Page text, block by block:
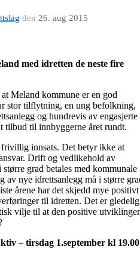
den 26. aug 2015
med idretten de neste fire
Meland kommune er en god
stor tilflytning, en ung befolkning,
og hundrevis av engasjerte
tilbud til innbyggerne året rundt.
innsats. Det betyr ikke at
Drift og vedlikehold av
grad betales med kommunale
av nye idrettsanlegg må i større
årene har det skjedd mye positivt
til idretten. Det er gledelig
vilje til at den positive
– tirsdag 1.september kl 19.00